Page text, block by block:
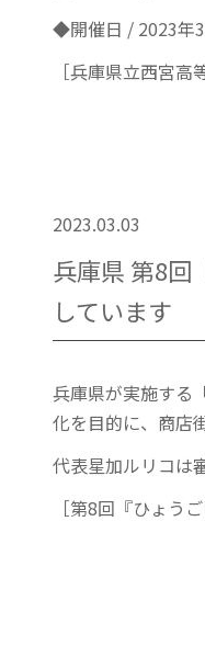
◆開催日 / 2023年3
［兵庫県立西宮高
2023.03.03
兵庫県 第8回
しています
兵庫県が実施する
化を目的に、商店
代表星加ルリコは
［第8回『ひょう